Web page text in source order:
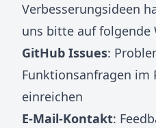
Verbesserungsideen
uns bitte auf folgende
GitHub Issues:
Funktionsanfragen im
einreichen
E-Mail-Kontakt: